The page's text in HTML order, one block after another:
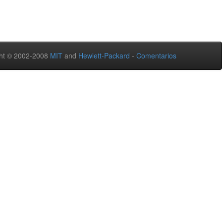
© 2002-2008 MIT and Hewlett-Packard - Comentarios